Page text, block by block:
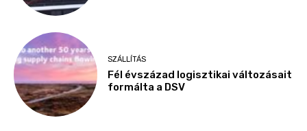
SZÁLLÍTÁS
Fél évszázad logisztikai változásait
formálta a DSV